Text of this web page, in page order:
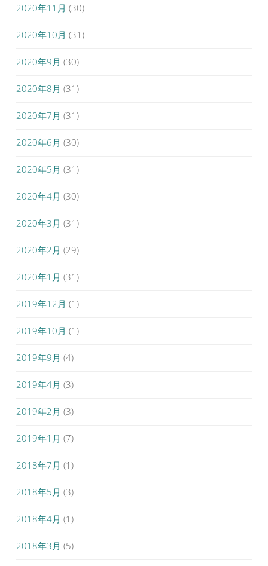
2020年11月 (30)
2020年10月 (31)
2020年9月 (30)
2020年8月 (31)
2020年7月 (31)
2020年6月 (30)
2020年5月 (31)
2020年4月 (30)
2020年3月 (31)
2020年2月 (29)
2020年1月 (31)
2019年12月 (1)
2019年10月 (1)
2019年9月 (4)
2019年4月 (3)
2019年2月 (3)
2019年1月 (7)
2018年7月 (1)
2018年5月 (3)
2018年4月 (1)
2018年3月 (5)